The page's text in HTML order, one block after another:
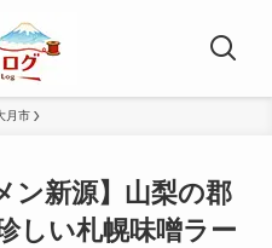
月市
ン新源】山梨の郡
しい札幌味噌ラー